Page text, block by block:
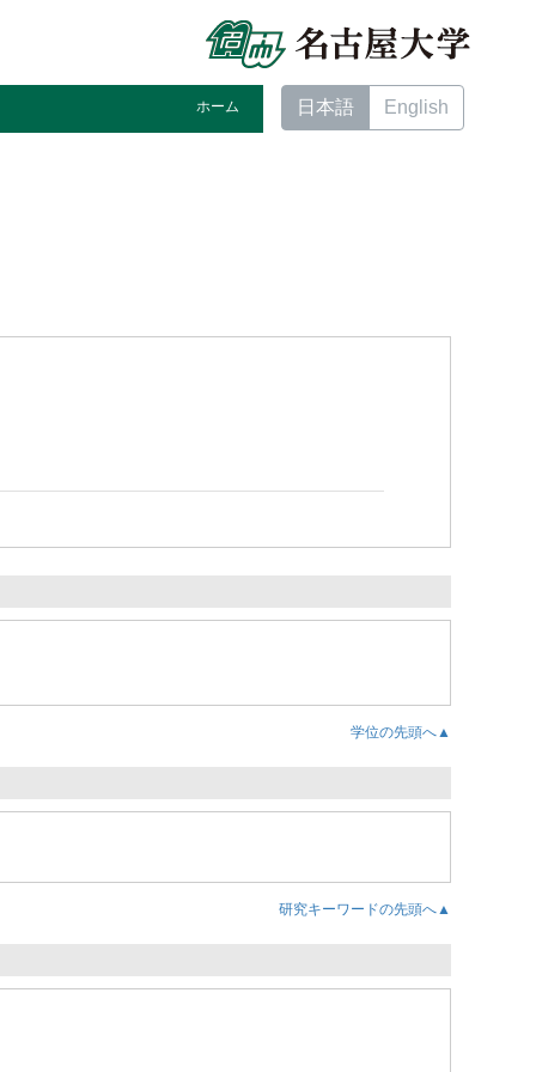
ホーム 日本語 English
学位の先頭へ▲
研究キーワードの先頭へ▲